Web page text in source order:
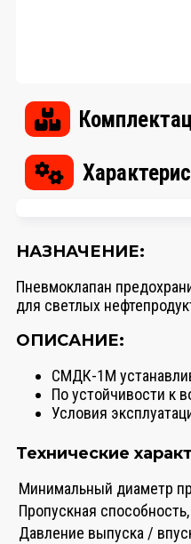
НАЗНАЧЕНИЕ:
Пневмоклапан
для светлых
ОПИСАНИЕ:
СМДК-1М
По устойчивости к
Условия
Технические
Минимальный диаметр
Пропускная
Давление выпуска /